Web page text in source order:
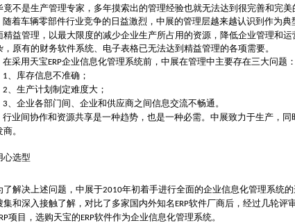
竟不是生产管理专家，多年摸索出的管理经验也就无法达到很完善和完美
随着车辆零部件行业竞争的日益激烈，中展的管理层越来越认识到作为
精益管理，以最大限度的减少企业生产所占用的资源，降低企业管理和
，原有的财务软件系统、电子表格已无法达到精益管理的各项需要。
在采用天宝ERP企业信息化管理系统前，中展在管理中主要存在三大问题：
、库存信息不准确；
、生产计划制定难度大；
、企业各部门间、企业和供应商之间信息交流不畅通。
行业间协作和资源共享是一种趋势，也是一种必需。中展致力于生产，
商。
心选型
了解决上述问题，中展于2010年初着手进行全面的企业信息化管理系统
集和深入接触了解，对比了多家国内外知名 ERP软件厂商后，经过几轮评
项目，选购天宝的ERP软件作为企业信息化管理系统。